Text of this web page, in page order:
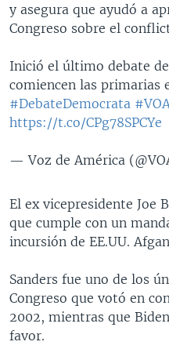
y asegura que ayudó a
Congreso sobre el
Inició el último debate
comiencen las primarias
#DebateDemocrata
https://t.co/CPg78SPCYe
— Voz de América
El ex vicepresidente Joe
que cumple con un
incursión de EE.UU.
Sanders fue uno de los
Congreso que votó en
2002, mientras que
favor.